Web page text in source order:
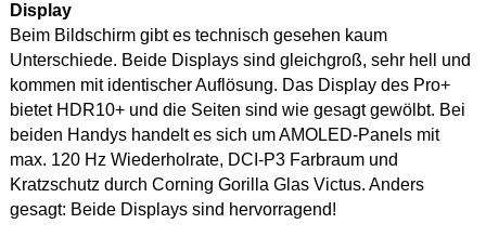
Display
Beim Bildschirm gibt es technisch gesehen kaum
Unterschiede. Beide Displays sind gleichgroß, sehr hell und
kommen mit identischer Auflösung. Das Display des Pro+
bietet HDR10+ und die Seiten sind wie gesagt gewölbt. Bei
beiden Handys handelt es sich um AMOLED-Panels mit
max. 120 Hz Wiederholrate, DCI-P3 Farbraum und
Kratzschutz durch Corning Gorilla Glas Victus. Anders
gesagt: Beide Displays sind hervorragend!